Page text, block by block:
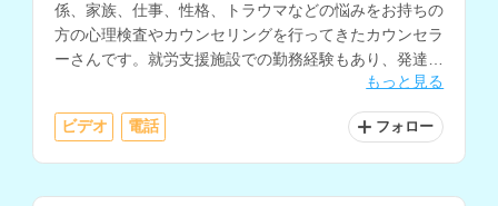
係、家族、仕事、性格、トラウマなどの悩みをお持ちの
方の心理検査やカウンセリングを行ってきたカウンセラ
ーさんです。就労支援施設での勤務経験もあり、発達に
特性のある方の支援や、復職支援に関わってきた経験も
もっと見る
ビデオ 電話 フォロー